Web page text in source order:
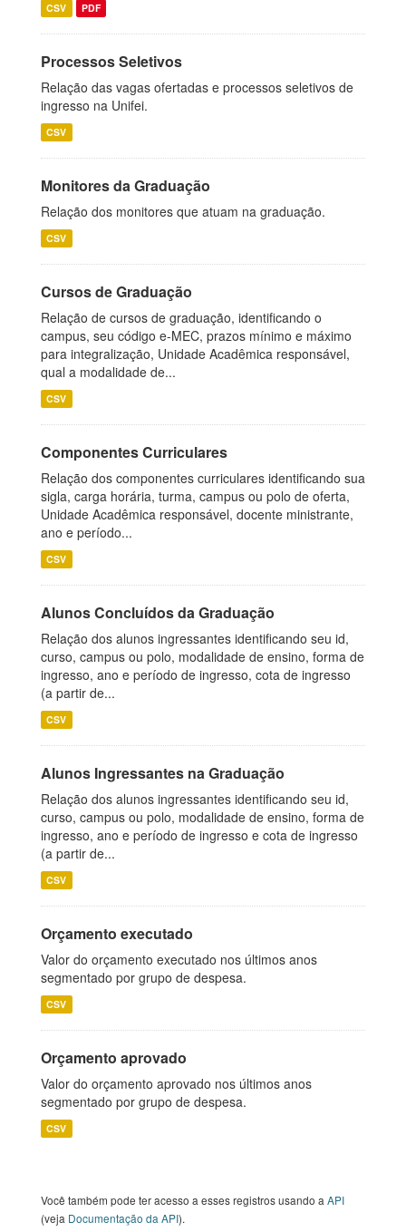
CSV PDF
Processos Seletivos
Relação das vagas ofertadas e processos seletivos de
ingresso na Unifei.
CSV
Monitores da Graduação
Relação dos monitores que atuam na graduação.
CSV
Cursos de Graduação
Relação de cursos de graduação, identificando o
campus, seu código e-MEC, prazos mínimo e máximo
para integralização, Unidade Acadêmica responsável,
qual a modalidade de...
CSV
Componentes Curriculares
Relação dos componentes curriculares identificando sua
sigla, carga horária, turma, campus ou polo de oferta,
Unidade Acadêmica responsável, docente ministrante,
ano e período...
CSV
Alunos Concluídos da Graduação
Relação dos alunos ingressantes identificando seu id,
curso, campus ou polo, modalidade de ensino, forma de
ingresso, ano e período de ingresso, cota de ingresso
(a partir de...
CSV
Alunos Ingressantes na Graduação
Relação dos alunos ingressantes identificando seu id,
curso, campus ou polo, modalidade de ensino, forma de
ingresso, ano e período de ingresso e cota de ingresso
(a partir de...
CSV
Orçamento executado
Valor do orçamento executado nos últimos anos
segmentado por grupo de despesa.
CSV
Orçamento aprovado
Valor do orçamento aprovado nos últimos anos
segmentado por grupo de despesa.
CSV
Você também pode ter acesso a esses registros usando a API
(veja Documentação da API).